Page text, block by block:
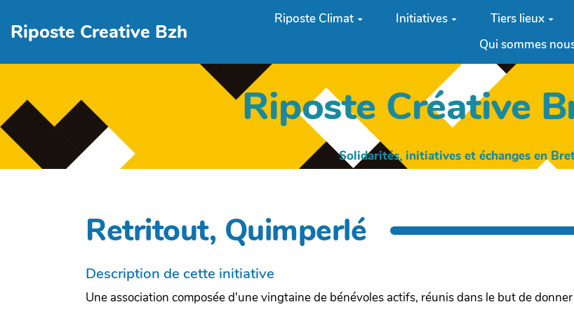
Riposte Creative Bzh
Riposte Climat Initiatives Tiers lieux
Qui sommes
Riposte Créative
Solidarités, initiatives et échanges en
Retritout, Quimperlé
Description de cette initiative
Une association composée d'une vingtaine de bénévoles actifs, réunis dans le but de